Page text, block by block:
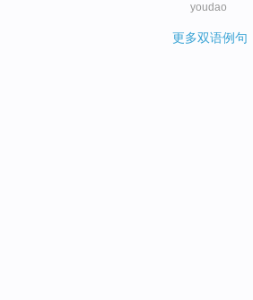
youdao
更多双语例句